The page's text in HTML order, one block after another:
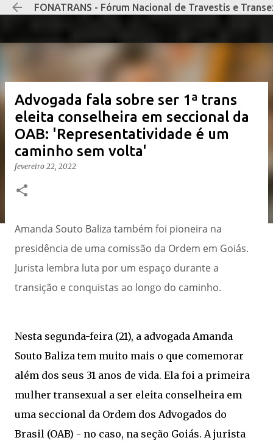
Pular
FONATRANS - Fórum Nacional de Travestis e
Advogada fala sobre ser 1ª trans
eleita conselheira em seccional da
OAB: 'Representatividade é um
caminho sem volta'
fevereiro 22, 2022
Amanda Souto Baliza também foi pioneira na
presidência de uma comissão da Ordem em Goiás.
Jurista lembra luta por um espaço durante a
transição e conquistas ao longo do caminho.
Nesta segunda-feira (21), a advogada Amanda
Souto Baliza tem muito mais o que comemorar
além dos seus 31 anos de vida. Ela foi a primeira
mulher transexual a ser eleita conselheira em
uma seccional da Ordem dos Advogados do
Brasil (OAB) - no caso, na seção Goiás. A jurista